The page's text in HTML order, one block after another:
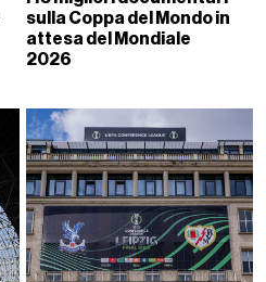
sulla Coppa del Mondo in
attesa del Mondiale
2026